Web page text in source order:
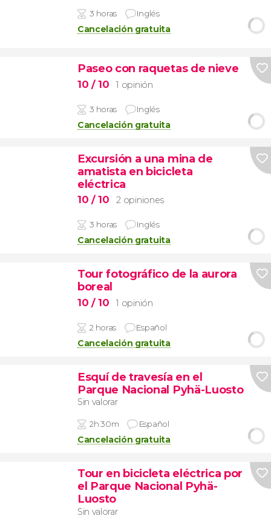
3 horas Inglés
Cancelación gratuita
Paseo con raquetas de nieve
10 / 10 1 opinión
3 horas Inglés
Cancelación gratuita
Excursión a una mina de
amatista en bicicleta
eléctrica
10 / 10 2 opiniones
3 horas Inglés
Cancelación gratuita
Tour fotográfico de la aurora
boreal
10 / 10 1 opinión
2 horas Español
Cancelación gratuita
Esquí de travesía en el
Parque Nacional Pyhä-Luosto
Sin valorar
2h 30m Español
Cancelación gratuita
Tour en bicicleta eléctrica por
el Parque Nacional Pyhä-
Luosto
Sin valorar